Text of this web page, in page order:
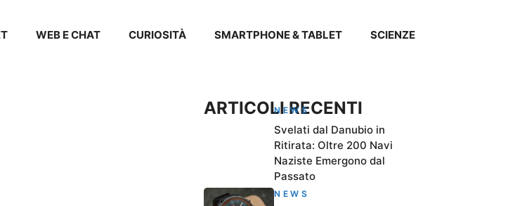
WEB E CHAT CURIOSITÀ SMARTPHONE & TABLET SCIENZE
ARTICOLI RECENTI
NEWS
Svelati dal Danubio in
Ritirata: Oltre 200 Navi
Naziste Emergono dal
Passato
NEWS